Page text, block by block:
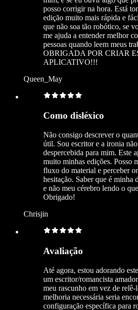
posso corrigir na hora. Está
edição muito mais rápida e
que não soa tão robótico, se
me ajuda a entender melhor
pessoas quando leem meus
OBRIGADA POR CRIAR
APLICATIVO!!!
Queen_May
Como disléxico
Não consigo descrever o
útil. Sou escritor e a ironia não
despercebida para mim. Este
muito minhas edições. Posso
fluxo do material e perceber
hesitação. Saber que é minha
e não meu cérebro lendo o
Obrigado!
Chrisjin
Avaliação
Até agora, estou adorando
um escritor/romancista
meu rascunho em vez de
melhoria necessária seria
configuração específica para